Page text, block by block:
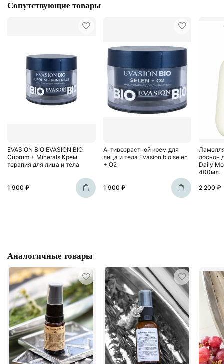
Сопутствующие товары
EVASION BIO EVASION BIO
Сuprum + Minerals Крем
терапия для лица и тела
1 900 ₽
Антивозрастной крем для
лица и тела Evasion bio selen
+ O2
1 900 ₽
лосьон
Daily
400мл.
2 200 ₽
Аналогичные товары